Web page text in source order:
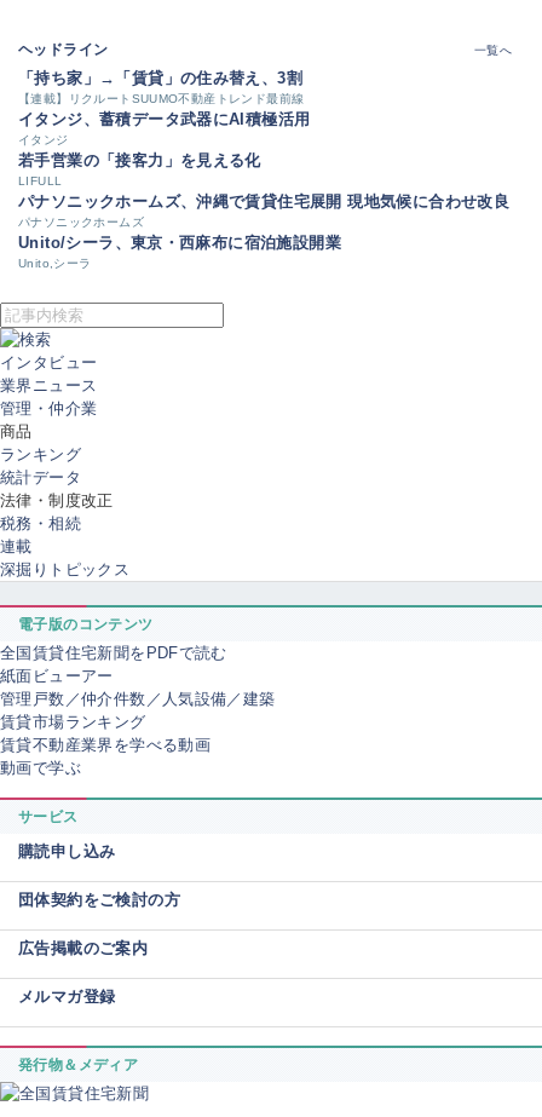
ヘッドライン 一覧へ
「持ち家」→「賃貸」の住み替え、3割
【連載】リクルートSUUMO不動産トレンド最前線
イタンジ、蓄積データ武器にAI積極活用
イタンジ
若手営業の「接客力」を見える化
LIFULL
パナソニックホームズ、沖縄で賃貸住宅展開 現地気候に合わせ改良
パナソニックホームズ
Unito/シーラ、東京・西麻布に宿泊施設開業
Unito,シーラ
インタビュー
業界ニュース
管理・仲介業
商品
ランキング
統計データ
法律・制度改正
税務・相続
連載
深掘りトピックス
電子版のコンテンツ
全国賃貸住宅新聞をPDFで読む
紙面ビューアー
管理戸数／仲介件数／人気設備／建築
賃貸市場ランキング
賃貸不動産業界を学べる動画
動画で学ぶ
サービス
購読申し込み
団体契約をご検討の方
広告掲載のご案内
メルマガ登録
発行物＆メディア